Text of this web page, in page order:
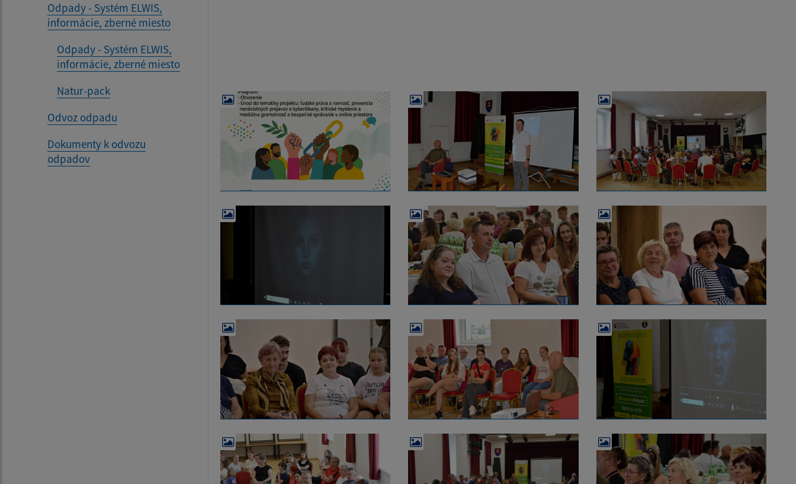
Odpady - Systém ELWIS,
informácie, zberné miesto
Odpady - Systém ELWIS,
informácie, zberné miesto
Natur-pack
Odvoz odpadu
Dokumenty k odvozu
odpadov